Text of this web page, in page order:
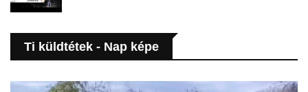
Ti küldtétek - Nap képe